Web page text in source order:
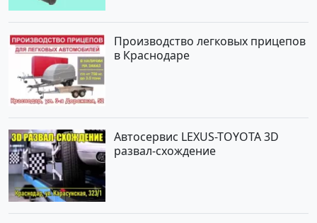
Производство легковых прицепов
в Краснодаре
Автосервис LEXUS-TOYOTA 3D
развал-схождение